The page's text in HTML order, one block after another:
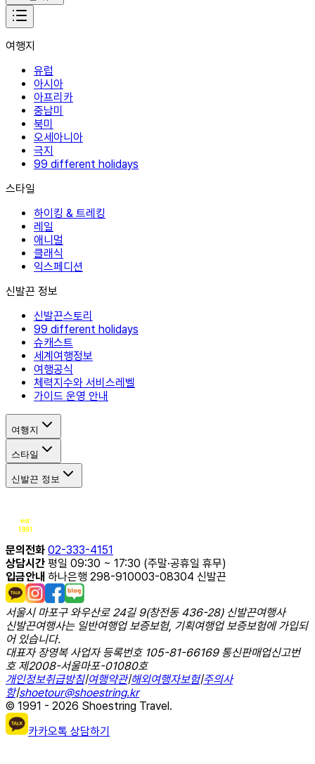
여행지
유럽
아시아
아프리카
중남미
북미
오세아니아
극지
99 different holidays
스타일
하이킹 & 트레킹
레일
애니멀
클래식
익스페디션
신발끈 정보
신발끈스토리
99 different holidays
슈캐스트
세계여행정보
여행공식
체력지수와 서비스레벨
가이드 운영 안내
여행지
스타일
신발끈 정보
문의전화 02-333-4151
상담시간 평일 09:30 ~ 17:30 (주말·공휴일 휴무)
입금안내 하나은행 298-910003-08304 신발끈
서울시 마포구 와우산로 24길 9(창전동 436-28) 신발끈여행사
신발끈여행사는 일반여행업 보증보험, 기획여행업 보증보험에 가입되
어 있습니다.
대표자 장영복 사업자 등록번호 105-81-66169 통신판매업신고번
호 제2008-서울마포-01080호
개인정보취급방침|여행약관|해외여행자보험|주의사
항|shoetour@shoestring.kr
© 1991 - 2026 Shoestring Travel.
카카오톡 상담하기